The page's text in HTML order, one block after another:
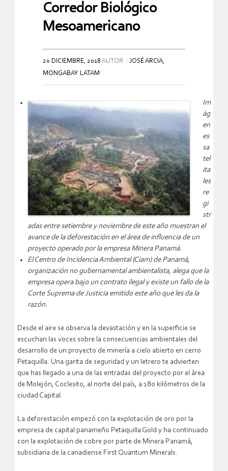
Corredor Biológico
Mesoamericano
20 DICIEMBRE, 2018 AUTOR:
JOSÉ ARCIA,
MONGABAY LATAM
Im
ág
en
es
sa
tel
ita
les
re
gi
str
adas entre setiembre y noviembre de este año muestran el
avance de la deforestación en el área de influencia de un
proyecto operado por la empresa Minera Panamá.
El Centro de Incidencia Ambiental (Ciam) de Panamá,
organización no gubernamental ambientalista, alega que la
empresa opera bajo un contrato ilegal y existe un fallo de la
Corte Suprema de Justicia emitido este año que les da la
razón.
Desde el aire se observa la devastación y en la superficie se
escuchan las voces sobre la consecuencias ambientales del
desarrollo de un proyecto de minería a cielo abierto en cerro
Petaquilla. Una garita de seguridad y un letrero te advierten
que has llegado a una de las entradas del proyecto por el área
de Molejón, Coclesito, al norte del país, a 180 kilómetros de la
ciudad Capital.
La deforestación empezó con la explotación de oro por la
empresa de capital panameño Petaquilla Gold y ha continuado
con la explotación de cobre por parte de Minera Panamá,
subsidiaria de la canadiense First Quantum Minerals.